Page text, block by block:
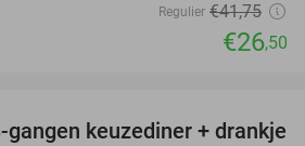
Regulier €41,75
€26,50
gangen keuzediner + drankje